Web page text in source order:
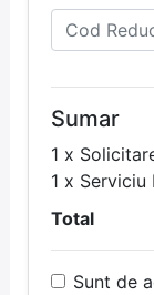
Sumar
1 x
1 x Serviciu
Total
Sunt de